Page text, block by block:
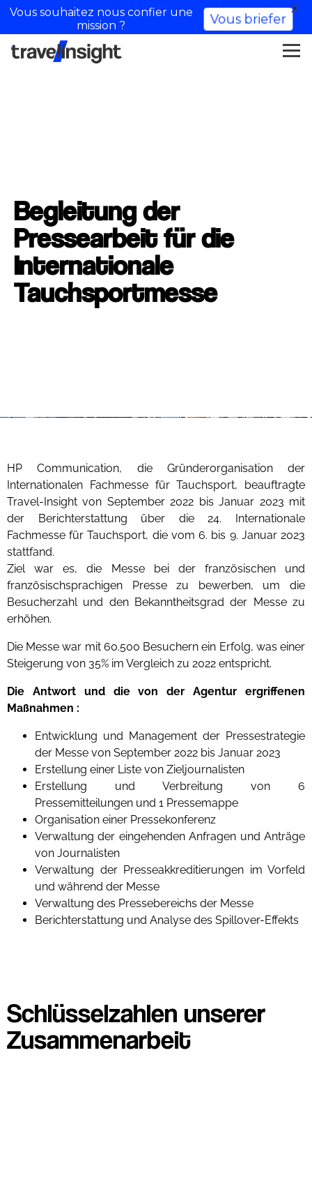
Begleitung der
Pressearbeit für die
Internationale
Tauchsportmesse
HP Communication, die Gründerorganisation der
Internationalen Fachmesse für Tauchsport, beauftragte
Travel-Insight von September 2022 bis Januar 2023 mit
der Berichterstattung über die 24. Internationale
Fachmesse für Tauchsport, die vom 6. bis 9. Januar 2023
stattfand.
Ziel war es, die Messe bei der französischen und
französischsprachigen Presse zu bewerben, um die
Besucherzahl und den Bekanntheitsgrad der Messe zu
erhöhen.
Die Messe war mit 60.500 Besuchern ein Erfolg, was einer
Steigerung von 35% im Vergleich zu 2022 entspricht.
Die Antwort und die von der Agentur ergriffenen
Maßnahmen :
Entwicklung und Management der Pressestrategie
der Messe von September 2022 bis Januar 2023
Erstellung einer Liste von Zieljournalisten
Erstellung und Verbreitung von 6
Pressemitteilungen und 1 Pressemappe
Organisation einer Pressekonferenz
Verwaltung der eingehenden Anfragen und Anträge
von Journalisten
Verwaltung der Presseakkreditierungen im Vorfeld
und während der Messe
Verwaltung des Pressebereichs der Messe
Berichterstattung und Analyse des Spillover-Effekts
Schlüsselzahlen unserer
Zusammenarbeit
Vous souhaitez nous confier une
mission ?
Vous briefer
X